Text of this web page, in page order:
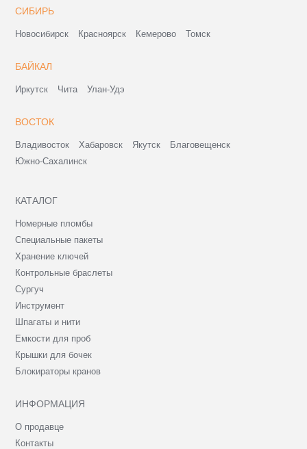
СИБИРЬ
Новосибирск Красноярск Кемерово Томск
БАЙКАЛ
Иркутск Чита Улан-Удэ
ВОСТОК
Владивосток Хабаровск Якутск
Благовещенск
Южно-Сахалинск
КАТАЛОГ
Номерные пломбы
Специальные пакеты
Хранение ключей
Контрольные браслеты
Сургуч
Инструмент
Шпагаты и нити
Емкости для проб
Крышки для бочек
Блокираторы кранов
ИНФОРМАЦИЯ
О продавце
Контакты